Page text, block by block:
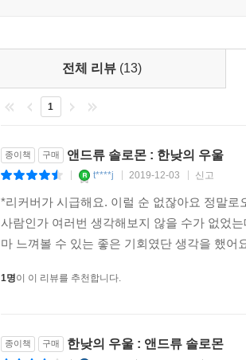
전체 리뷰 (13)
1
종이책 구매 앤드류 솔로몬 : 한낮의 우울
t****j 2019-12-03 신고
*리커버가 시급해요. 이럴 순 없잖아요 정말
사람인가 여러번 생각해보지 않을 수가 없었
마 느껴볼 수 있는 좋은 기회였단 생각을 했
1명이 이 리뷰를 추천합니다.
종이책 구매 한낮의 우울 : 앤드류 솔로몬